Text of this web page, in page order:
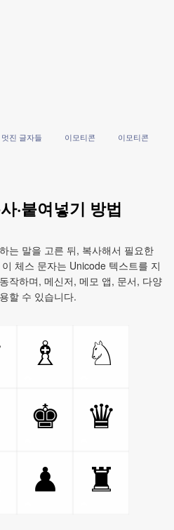
멋진 글자들 이모티콘 이모티콘
·붙여넣기 방법
는 말을 고른 뒤, 복사해서 필요한
체스 문자는 Unicode 텍스트를 지
작하며, 메신저, 메모 앱, 문서, 다양
할 수 있습니다.
♗
♘
♚
♛
♟ ♜